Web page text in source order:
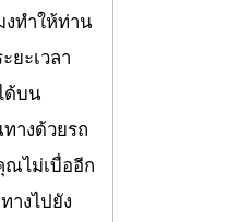
งทำให้ท่าน
ยะเวลา
ด้บน
างด้วยรถ
ณไม่เบื่ออีก
างไปยัง